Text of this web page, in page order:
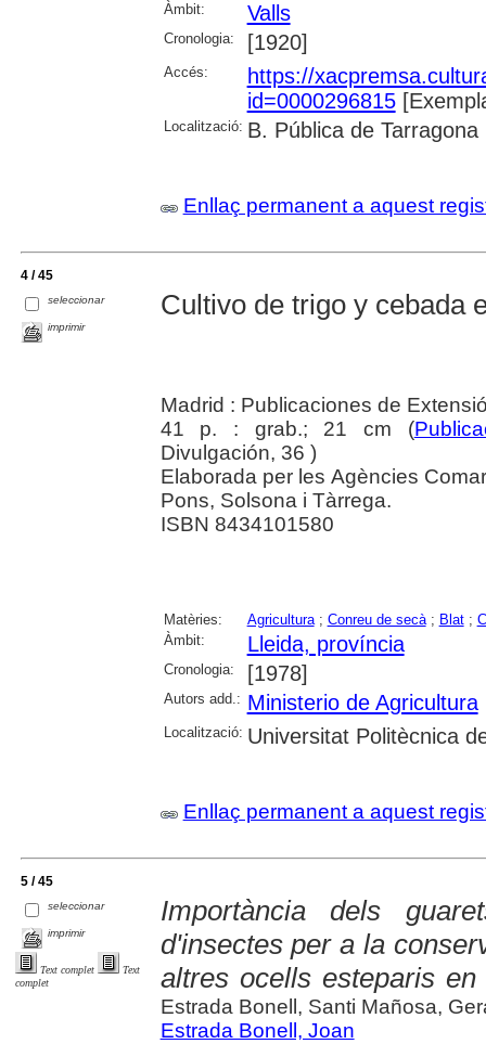
Àmbit: Valls
Cronologia: [1920]
Accés:
https://
id=0000296815
Localització: B. Pública de Tarragona
Enllaç permanent a aquest
4 / 45
seleccionar
imprimir
Cultivo de trigo y cebada
Madrid : Publicaciones de
41 p. : grab.; 21 cm (
Divulgación, 36 )
Elaborada per les Agències
Pons, Solsona i Tàrrega.
ISBN 8434101580
Matèries: Agricultura; Conreu de secà; Blat;
Àmbit:
Lleida, província
Cronologia: [1978]
Autors add.: Ministerio de Agricultura
Localització: Universitat Politècnica
Enllaç permanent a aquest
5 / 45
seleccionar
imprimir
Text complet
Text
complet
Importància dels
d'insectes per a la
altres ocells esteparis
Estrada Bonell, Santi Mañosa,
Estrada Bonell, Joan